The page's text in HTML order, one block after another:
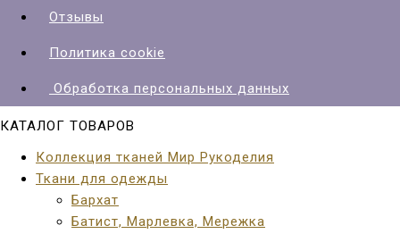
Отзывы
Политика cookie
Обработка персональных данных
КАТАЛОГ ТОВАРОВ
Коллекция тканей Мир Рукоделия
Ткани для одежды
Бархат
Батист, Марлевка, Мережка